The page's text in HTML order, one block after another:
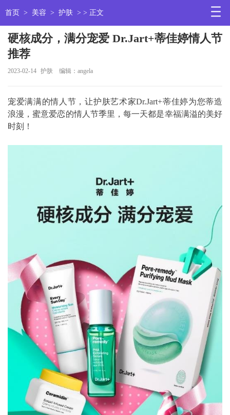
首页 > 美容 > 护肤 > > 正文
硬核成分，满分宠爱 Dr.Jart+蒂佳婷情人节
推荐
2023-02-14 护肤 编辑：angela
宠爱满满的情人节，让护肤艺术家Dr.Jart+蒂佳婷为您蒂造
浪漫，蜜意爱恋的情人节季里，每一天都是幸福满溢的美好
时刻！